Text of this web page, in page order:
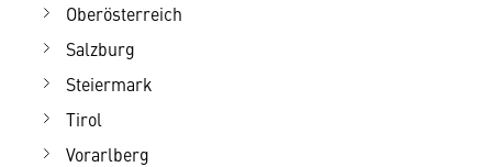
Oberösterreich
Salzburg
Steiermark
Tirol
Vorarlberg